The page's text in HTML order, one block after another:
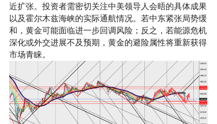
近扩张。投资者需密切关注中美领导人会晤的具体成果
以及霍尔木兹海峡的实际通航情况。若中东紧张局势缓
和，黄金可能面临进一步回调风险；反之，若能源危机
深化或外交进展不及预期，黄金的避险属性将重新获得
市场青睐。